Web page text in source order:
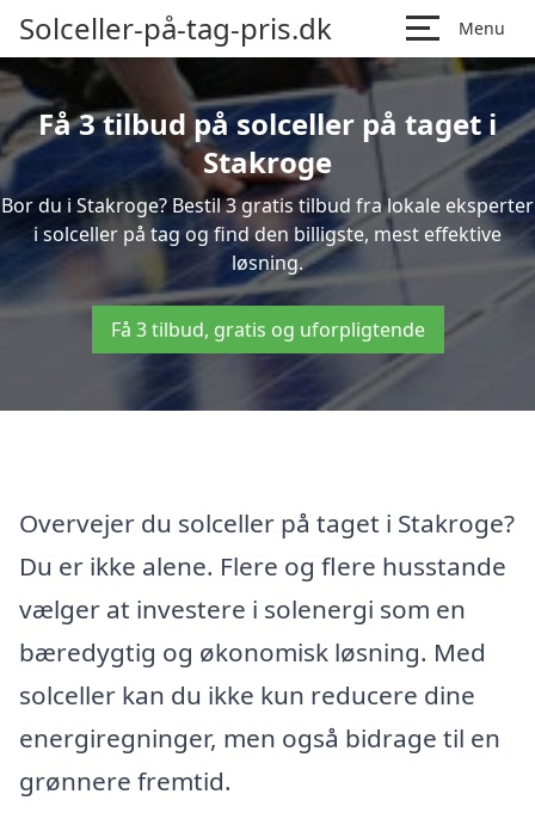
Solceller-på-tag-pris.dk Menu
Få 3 tilbud på solceller på taget i
Stakroge
Bor du i Stakroge? Bestil 3 gratis tilbud fra lokale eksperter
i solceller på tag og find den billigste, mest effektive
løsning.
Få 3 tilbud, gratis og uforpligtende
Overvejer du solceller på taget i Stakroge?
Du er ikke alene. Flere og flere husstande
vælger at investere i solenergi som en
bæredygtig og økonomisk løsning. Med
solceller kan du ikke kun reducere dine
energiregninger, men også bidrage til en
grønnere fremtid.